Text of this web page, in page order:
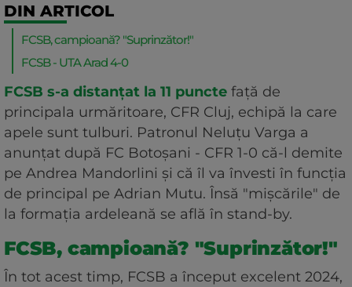
DIN ARTICOL
FCSB, campioană? "Suprinzător!"
FCSB - UTA Arad 4-0
FCSB s-a distanțat la 11 puncte față de
principala urmăritoare, CFR Cluj, echipă la care
apele sunt tulburi. Patronul Neluțu Varga a
anunțat după FC Botoșani - CFR 1-0 că-l demite
pe Andrea Mandorlini și că îl va învesti în funcția
de principal pe Adrian Mutu. Însă "mișcările" de
la formația ardeleană se află în stand-by.
FCSB, campioană? "Suprinzător!"
În tot acest timp, FCSB a început excelent 2024,